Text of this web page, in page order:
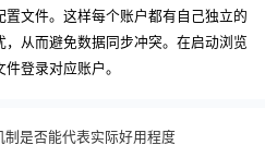
文件。这样每个账户都有自己独立的
，从而避免数据同步冲突。在启动浏览
登录对应账户。
制是否能代表实际好用程度